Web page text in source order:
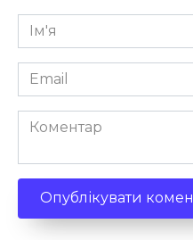
Ім'я
*
Email
*
Коментар